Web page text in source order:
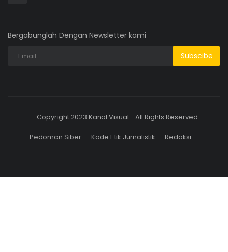
Bergabunglah Dengan Newsletter kami
Subscibe
Copyright 2023 Kanal Visual - All Rights Reserved.
Pedoman Siber Kode Etik Jurnalistik Redaksi